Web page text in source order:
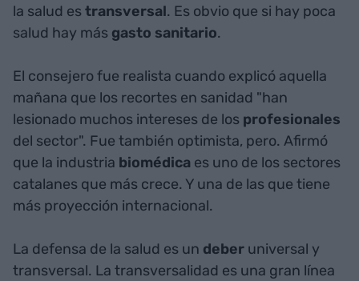
la salud estransversal. Es obvio que si hay poca
salud hay más gasto sanitario.
El consejero fue realista cuando explicó aquella
mañana que los recortes en sanidad "han
lesionado muchos intereses de los profesionales
del sector". Fue también optimista, pero. Afirmó
que la industria biomédica es uno de los sectores
catalanes que más crece. Y una de las que tiene
más proyección internacional.
La defensa de la salud es un deber universal y
transversal. La transversalidad es una gran línea